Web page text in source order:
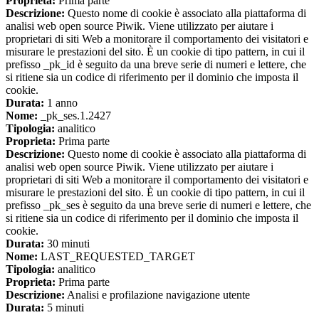
Descrizione: Questo nome di cookie è associato alla piattaforma di
analisi web open source Piwik. Viene utilizzato per aiutare i
proprietari di siti Web a monitorare il comportamento dei visitatori e
misurare le prestazioni del sito. È un cookie di tipo pattern, in cui il
prefisso _pk_id è seguito da una breve serie di numeri e lettere, che
si ritiene sia un codice di riferimento per il dominio che imposta il
cookie.
Durata: 1 anno
Nome: _pk_ses.1.2427
Tipologia: analitico
Proprieta: Prima parte
Descrizione: Questo nome di cookie è associato alla piattaforma di
analisi web open source Piwik. Viene utilizzato per aiutare i
proprietari di siti Web a monitorare il comportamento dei visitatori e
misurare le prestazioni del sito. È un cookie di tipo pattern, in cui il
prefisso _pk_ses è seguito da una breve serie di numeri e lettere, che
si ritiene sia un codice di riferimento per il dominio che imposta il
cookie.
Durata: 30 minuti
Nome: LAST_REQUESTED_TARGET
Tipologia: analitico
Proprieta: Prima parte
Descrizione: Analisi e profilazione navigazione utente
Durata: 5 minuti